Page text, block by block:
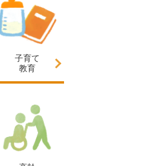
子育て
教育